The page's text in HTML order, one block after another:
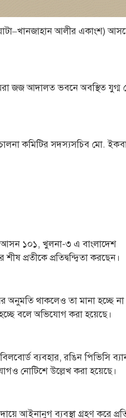
আলীর একাংশ)
জজ আদালত ভবনে অবস্থিত যুগ্ম
কমিটির সদস্যসচিব মো.
আসন ১০১, খুলনা-৩ এ বাংলাদেশ
প্রতীকে প্রতিদ্বন্দ্বিতা করছেন।
অনুমতি থাকলেও তা মানা হচ্ছে
হচ্ছে বলে অভিযোগ করা হয়েছে।
ব্যবহার, রঙিন পিভিসি
নোটিশে উল্লেখ করা হয়েছে।
আইনানুগ ব্যবস্থা গ্রহণ করে